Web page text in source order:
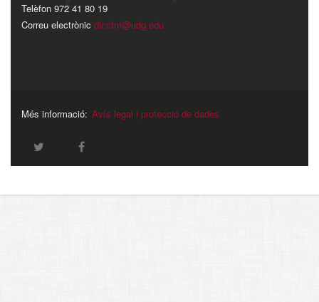
Telèfon 972 41 80 19
Correu electrònic dir.cfm@udg.edu
Més informació: Avís legal i protecció de dades